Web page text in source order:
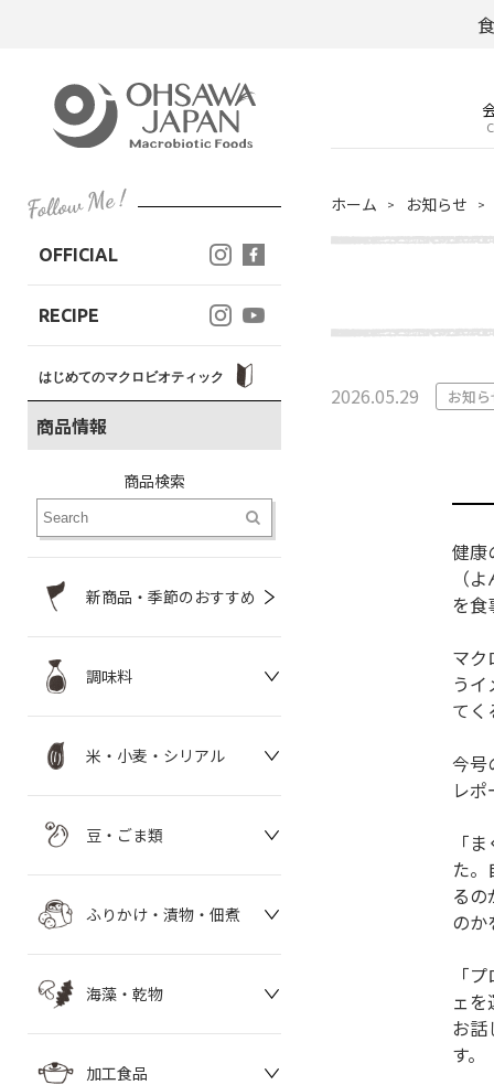
OFFICIAL
RECIPE
はじめてのマクロビオティック
商品情報
商品検索
新商品・季節のおすすめ
調味料
米・小麦・シリアル
豆・ごま類
ふりかけ・漬物・佃煮
海藻・乾物
加工食品
ホーム お知らせ
2026.05.29 お知ら
健康
（
を食
マク
う
てく
今号
レポ
「
た
る
のか
「
ェ
お話
す。